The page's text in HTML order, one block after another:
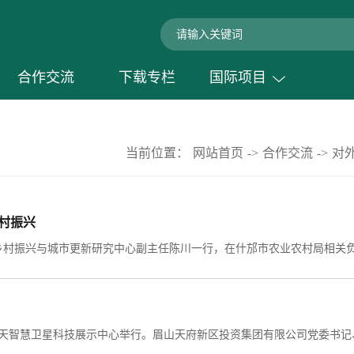
合作交流 下载专栏 国际项目
当前位置： 网站首页 -> 合作交流 -> 对
振兴